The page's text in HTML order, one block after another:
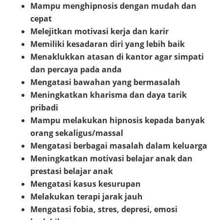
Mampu menghipnosis dengan mudah dan
cepat
Melejitkan motivasi kerja dan karir
Memiliki kesadaran diri yang lebih baik
Menaklukkan atasan di kantor agar simpati
dan percaya pada anda
Mengatasi bawahan yang bermasalah
Meningkatkan kharisma dan daya tarik
pribadi
Mampu melakukan hipnosis kepada banyak
orang sekaligus/massal
Mengatasi berbagai masalah dalam keluarga
Meningkatkan motivasi belajar anak dan
prestasi belajar anak
Mengatasi kasus kesurupan
Melakukan terapi jarak jauh
Mengatasi fobia, stres, depresi, emosi